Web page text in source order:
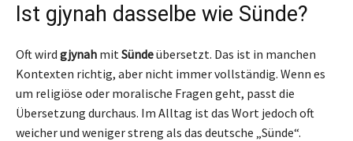
Ist gjynah dasselbe wie Sünde?
Oft wird gjynah mit Sündeübersetzt. Das ist in manchen
Kontexten richtig, aber nicht immer vollständig. Wenn es
um religiöse oder moralische Fragen geht, passt die
Übersetzung durchaus. Im Alltag ist das Wort jedoch oft
weicher und weniger streng als das deutsche „Sünde“.